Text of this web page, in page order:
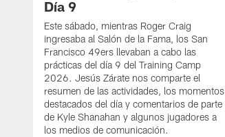
Día 9
Este sábado, mientras Roger Craig
ingresaba al Salón de la Fama, los San
Francisco 49ers llevaban a cabo las
prácticas del día 9 del Training Camp
2026. Jesús Zárate nos comparte el
resumen de las actividades, los momentos
destacados del día y comentarios de parte
de Kyle Shanahan y algunos jugadores a
los medios de comunicación.